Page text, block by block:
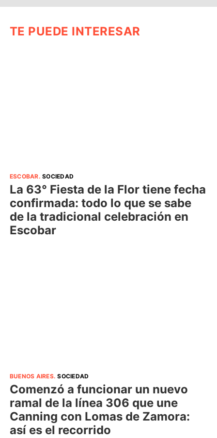
TE PUEDE INTERESAR
ESCOBAR.SOCIEDAD
La 63° Fiesta de la Flor tiene fecha
confirmada: todo lo que se sabe
de la tradicional celebración en
Escobar
BUENOS AIRES.SOCIEDAD
Comenzó a funcionar un nuevo
ramal de la línea 306 que une
Canning con Lomas de Zamora:
así es el recorrido